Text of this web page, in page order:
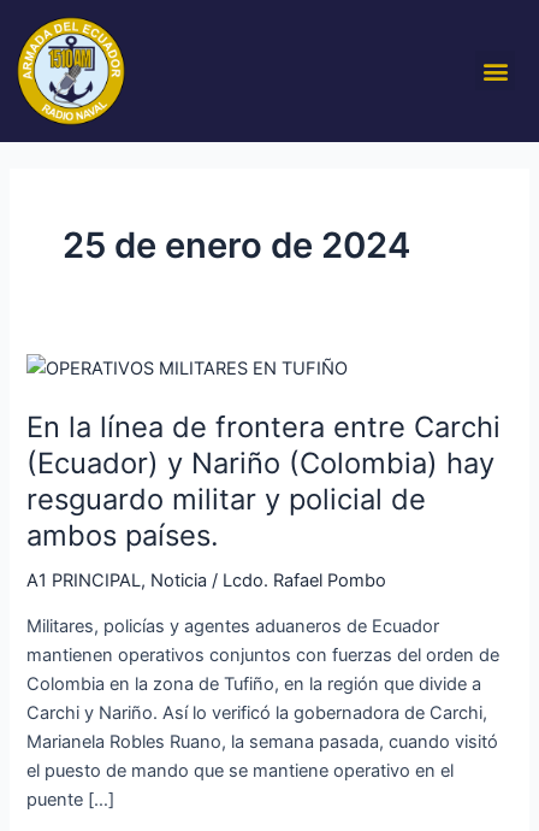
contenido
25 de enero de 2024
En la línea de frontera entre Carchi
(Ecuador) y Nariño (Colombia) hay
resguardo militar y policial de
ambos países.
A1 PRINCIPAL, Noticia / Lcdo. Rafael Pombo
Militares, policías y agentes aduaneros de Ecuador
mantienen operativos conjuntos con fuerzas del orden de
Colombia en la zona de Tufiño, en la región que divide a
Carchi y Nariño. Así lo verificó la gobernadora de Carchi,
Marianela Robles Ruano, la semana pasada, cuando visitó
el puesto de mando que se mantiene operativo en el
puente […]
En
línea
de
frontera
entre
Carchi
(Ecuador)
Nariño
(Colombia)
hay
resguardo
militar
y
policial